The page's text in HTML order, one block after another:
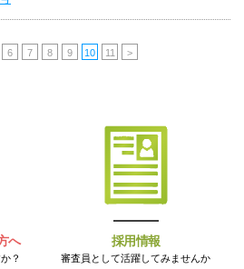
6 7 8 9 10 11 >
へ
？
採用情報
審査員として活躍してみませんか